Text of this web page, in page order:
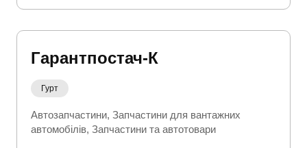
Гарантпостач-К
Гурт
Автозапчастини Запчастини для вантажних
автомобілів Запчастини та автотовари